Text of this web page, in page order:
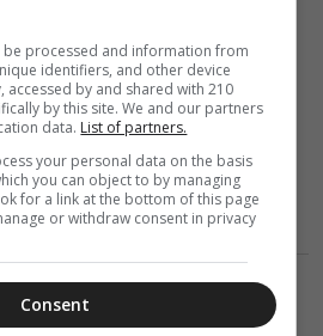
Συνάξεων της
Κυριακή 8 Φεβρουαρίου 2026 θα
των Κατηχητικών Συνάξεων για
processed and information from
identifiers, and other device
accessed by and shared with 210
by this site. We and our partners
data. List of partners.
your personal data on the basis
you can object to by managing
for a link at the bottom of this page
or withdraw consent in privacy
Consent